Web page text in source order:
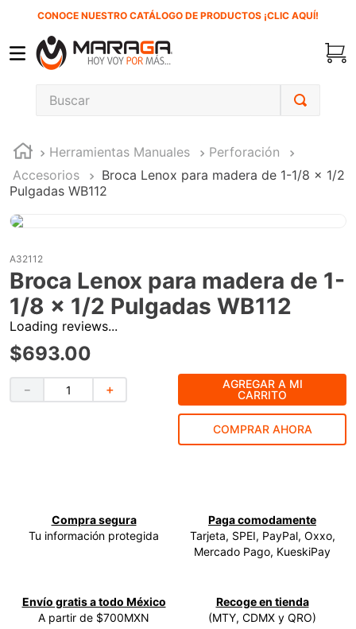
CONOCE NUESTRO CATÁLOGO DE PRODUCTOS ¡CLIC AQUÍ!
Buscar
Herramientas Manuales
Perforación
Accesorios
Broca Lenox para madera de 1-1/8 x 1/2
Pulgadas WB112
A32112
Broca Lenox para madera de 1-
1/8 x 1/2 Pulgadas WB112
Loading reviews...
$693.00
＋
－
AGREGAR A MI
CARRITO
COMPRAR AHORA
Compra segura
Tu información protegida
Paga comodamente
Tarjeta, SPEI, PayPal, Oxxo,
Mercado Pago, KueskiPay
Envío gratis a todo México
A partir de $700MXN
Recoge en tienda
(MTY, CDMX y QRO)
1.
carbones
2.
inversora
lenox
ke500
-cut